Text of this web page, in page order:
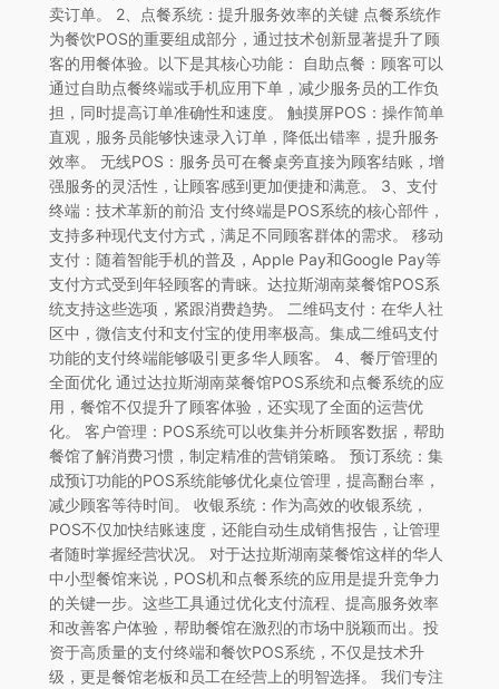
卖订单。 2、点餐系统：提升服务效率的关键 点餐系统作
为餐饮POS的重要组成部分，通过技术创新显著提升了顾
客的用餐体验。以下是其核心功能： 自助点餐：顾客可以
通过自助点餐终端或手机应用下单，减少服务员的工作负
担，同时提高订单准确性和速度。 触摸屏POS：操作简单
直观，服务员能够快速录入订单，降低出错率，提升服务
效率。 无线POS：服务员可在餐桌旁直接为顾客结账，增
强服务的灵活性，让顾客感到更加便捷和满意。 3、支付
终端：技术革新的前沿 支付终端是POS系统的核心部件，
支持多种现代支付方式，满足不同顾客群体的需求。 移动
支付：随着智能手机的普及，Apple Pay和Google Pay等
支付方式受到年轻顾客的青睐。达拉斯湖南菜餐馆POS系
统支持这些选项，紧跟消费趋势。 二维码支付：在华人社
区中，微信支付和支付宝的使用率极高。集成二维码支付
功能的支付终端能够吸引更多华人顾客。 4、餐厅管理的
全面优化 通过达拉斯湖南菜餐馆POS系统和点餐系统的应
用，餐馆不仅提升了顾客体验，还实现了全面的运营优
化。 客户管理：POS系统可以收集并分析顾客数据，帮助
餐馆了解消费习惯，制定精准的营销策略。 预订系统：集
成预订功能的POS系统能够优化桌位管理，提高翻台率，
减少顾客等待时间。 收银系统：作为高效的收银系统，
POS不仅加快结账速度，还能自动生成销售报告，让管理
者随时掌握经营状况。 对于达拉斯湖南菜餐馆这样的华人
中小型餐馆来说，POS机和点餐系统的应用是提升竞争力
的关键一步。这些工具通过优化支付流程、提高服务效率
和改善客户体验，帮助餐馆在激烈的市场中脱颖而出。投
资于高质量的支付终端和餐饮POS系统，不仅是技术升
级，更是餐馆老板和员工在经营上的明智选择。 我们专注